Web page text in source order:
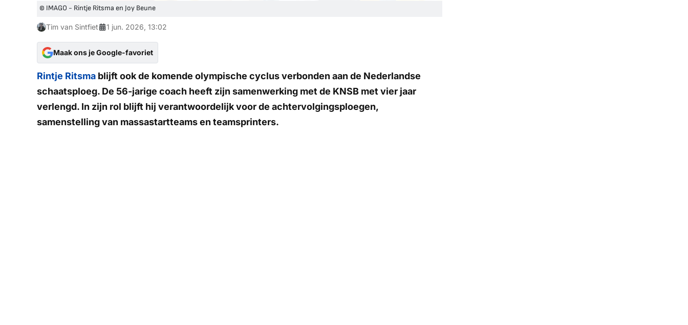
© IMAGO - Rintje Ritsma en Joy Beune
Tim van Sintfiet 1 jun. 2026, 13:02
Maak ons je Google-favoriet
Rintje Ritsma blijft ook de komende olympische cyclus verbonden aan de Nederlandse
schaatsploeg. De 56-jarige coach heeft zijn samenwerking met de KNSB met vier jaar
verlengd. In zijn rol blijft hij verantwoordelijk voor de achtervolgingsploegen,
samenstelling van massastartteams en teamsprinters.